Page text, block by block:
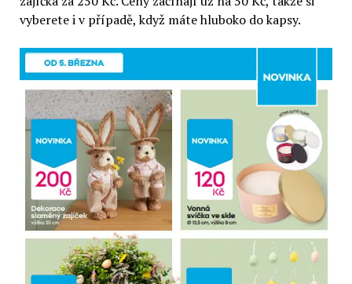
vyberete i v případě, když máte hluboko do kapsy.